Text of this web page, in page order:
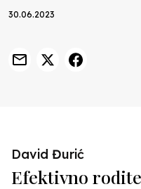
30.06.2023
David Đurić
Efektivno